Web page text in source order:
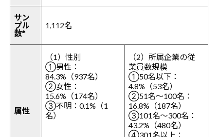
サン
プル
数*
1,112名
属性
（1）性別
①男性：
84.3%（937名）
②女性：
15.6%（174名）
③不明：0.1%（1
名）
（2）所属企業の従
業員数規模
①50名以下：
4.8%（53名）
②51名～100名：
16.8%（187名）
③101名～300名：
43.2%（480名）
④301名以上：